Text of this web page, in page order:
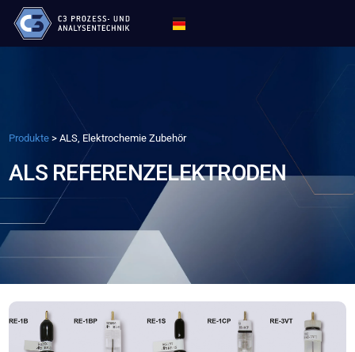
Produkte > ALS, Elektrochemie Zubehör
ALS REFERENZELEKTRODEN